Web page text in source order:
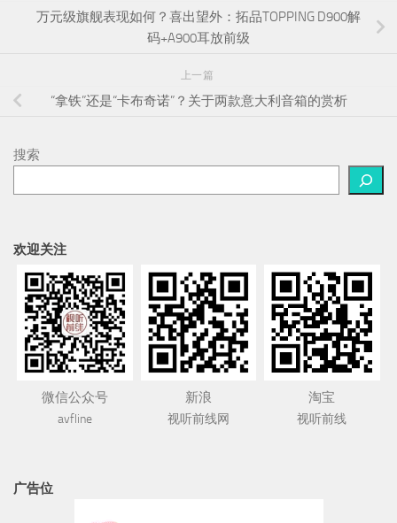
万元级旗舰表现如何？喜出望外：拓品TOPPING D900解
码+A900耳放前级
上一篇
“拿铁”还是“卡布奇诺”？关于两款意大利音箱的赏析
搜索
欢迎关注
微信公众号
avfline
新浪
视听前线网
淘宝
视听前线
广告位